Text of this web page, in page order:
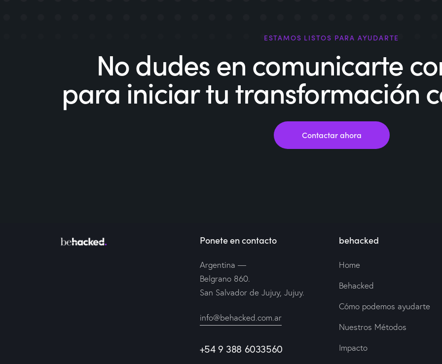
ESTAMOS LISTOS PARA AYUDARTE
No dudes en comunicarte
para iniciar tu transformación
Contactar ahora
Ponete en contacto
Argentina —
Belgrano 860.
San Salvador de Jujuy, Jujuy.
info@behacked.com.ar
+54 9 388 6033560
behacked
Home
Behacked
Cómo podemos ayudarte
Nuestros Métodos
Impacto